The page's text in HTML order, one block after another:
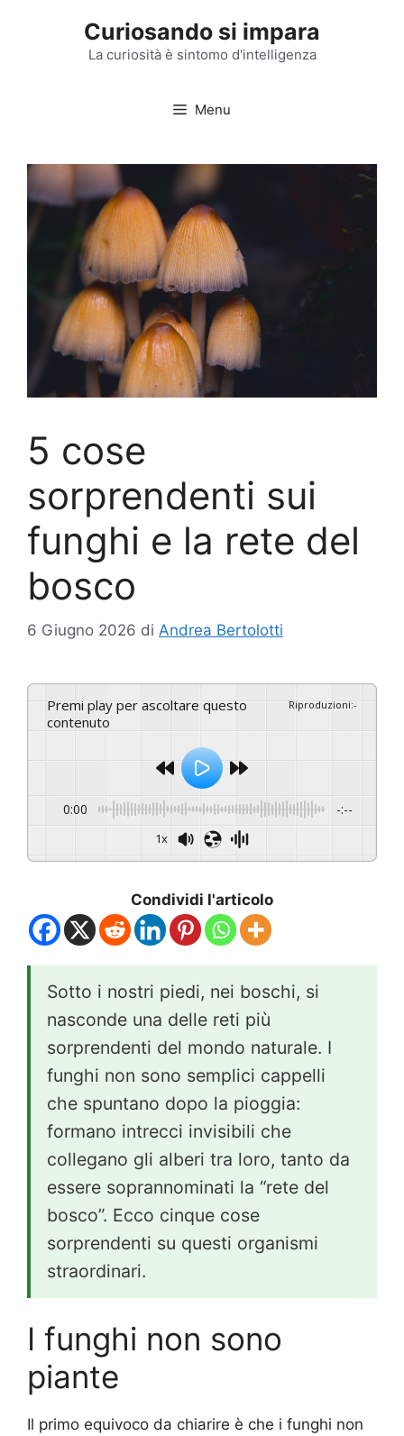
Curiosando si impara
La curiosità è sintomo d'intelligenza
Menu
5 cose
sorprendenti sui
funghi e la rete del
bosco
6 Giugno 2026 di Andrea Bertolotti
Premi play per ascoltare questo
contenuto
Riproduzioni:-
0:00 -:--
1x
Condividi l'articolo
Sotto i nostri piedi, nei boschi, si
nasconde una delle reti più
sorprendenti del mondo naturale. I
funghi non sono semplici cappelli
che spuntano dopo la pioggia:
formano intrecci invisibili che
collegano gli alberi tra loro, tanto da
essere soprannominati la “rete del
bosco”. Ecco cinque cose
sorprendenti su questi organismi
straordinari.
I funghi non sono
piante
Il primo equivoco da chiarire è che i funghi non